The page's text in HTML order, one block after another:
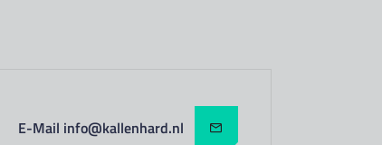
E-Mail info@kallenhard.nl